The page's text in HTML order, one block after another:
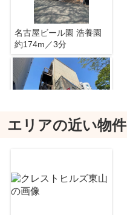
名古屋ビール園 浩養園
約174m／3分
エリアの近い物件